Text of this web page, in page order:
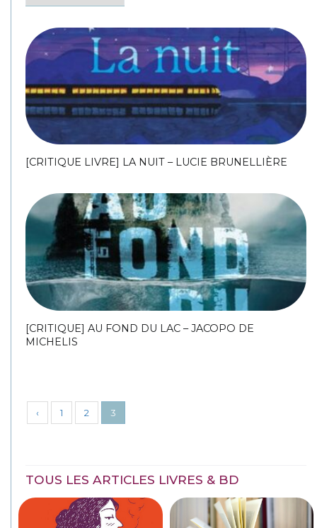
[CRITIQUE LIVRE] LA NUIT – LUCIE BRUNELLIÈRE
[CRITIQUE] AU FOND DU LAC – JACOPO DE
MICHELIS
‹ 1 2 3
TOUS LES ARTICLES LIVRES & BD